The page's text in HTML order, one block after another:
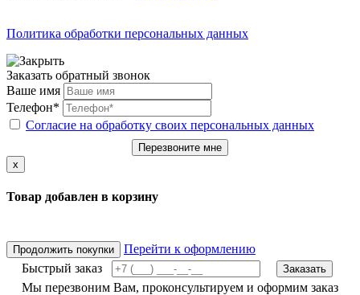
Политика обработки персональных данных
Заказать обратный звонок
Ваше имя
Телефон*
Согласие на обработку своих персональных данных
Перезвоните мне
x
Товар добавлен в корзину
Продолжить покупки
Перейти к оформлению
Быстрый заказ
Заказать
Мы перезвоним Вам, проконсультируем и оформим заказ